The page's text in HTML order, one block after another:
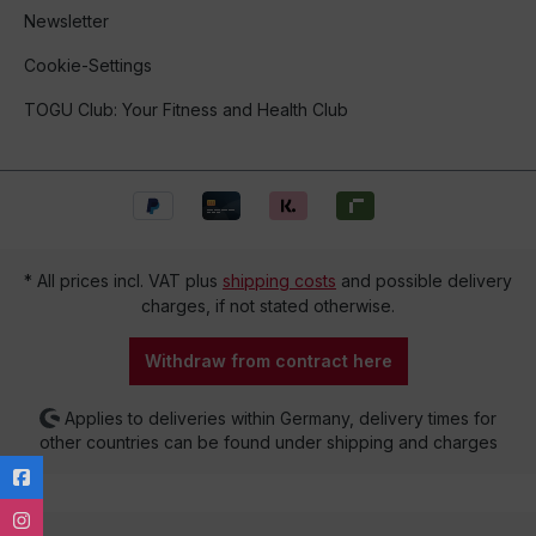
Newsletter
Cookie-Settings
TOGU Club: Your Fitness and Health Club
* All prices incl. VAT plus shipping costs and possible delivery
charges, if not stated otherwise.
Withdraw from contract here
Applies to deliveries within Germany, delivery times for
other countries can be found under shipping and charges